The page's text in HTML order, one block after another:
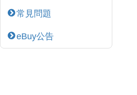
常見問題
eBuy公告